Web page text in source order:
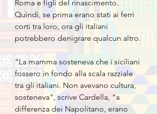
Roma e figli del rinascimento.
Quindi, se prima erano stati ai ferri
corti tra loro, ora gli italiani
potrebbero denigrare qualcun altro.
"La mamma sosteneva che i siciliani
fossero in fondo alla scala razziale
tra gli italiani. Non avevano cultura,
sosteneva", scrive Cardella, "a
differenza dei Napolitano, erano